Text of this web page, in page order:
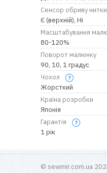
Сенсор обриву нитки
Є (верхній), Ні
Масштабування
80-120%
Поворот малюнку
90, 10, 1 градус
Чохол
Жорсткий
Країна розробки
Японія
Гарантія
1 рік
© sewmir.com.ua